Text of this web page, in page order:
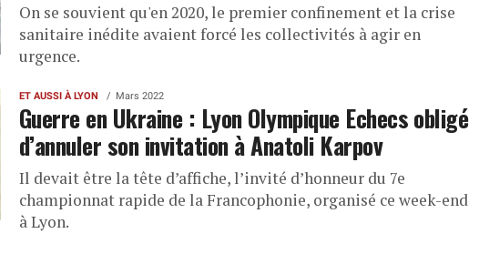
On se souvient qu'en 2020, le premier confinement et la crise
sanitaire inédite avaient forcé les collectivités à agir en
urgence.
ET AUSSI À LYON Mars 2022
Guerre en Ukraine : Lyon Olympique Echecs obligé
d’annuler son invitation à Anatoli Karpov
Il devait être la tête d’affiche, l’invité d’honneur du 7e
championnat rapide de la Francophonie, organisé ce week-end
à Lyon.